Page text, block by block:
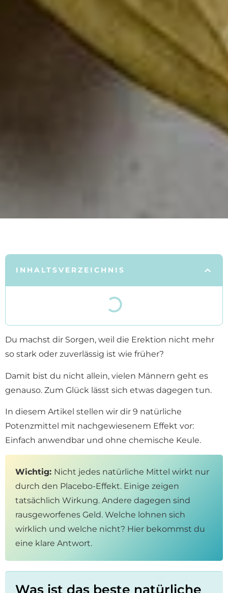
INHALTSVERZEICHNIS
Du machst dir Sorgen, weil die Erektion nicht mehr
so stark oder zuverlässig ist wie früher?
Damit bist du nicht allein, vielen Männern geht es
genauso. Zum Glück lässt sich etwas dagegen tun.
In diesem Artikel stellen wir dir 9 natürliche
Potenzmittel mit nachgewiesenem Effekt vor:
Einfach anwendbar und ohne chemische Keule.
Wichtig: Nicht jedes natürliche Mittel wirkt nur
durch den Placebo-Effekt. Einige zeigen
tatsächlich Wirkung. Andere dagegen sind
rausgeworfenes Geld. Welche lohnen sich
wirklich und welche nicht? Hier bekommst du
eine klare Antwort.
Was ist das beste natürliche